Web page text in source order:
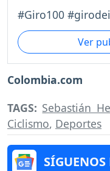
#Giro100
Ver
Colombia.com
TAGS: Sebastián
Ciclismo, Deportes
SÍGUENOS